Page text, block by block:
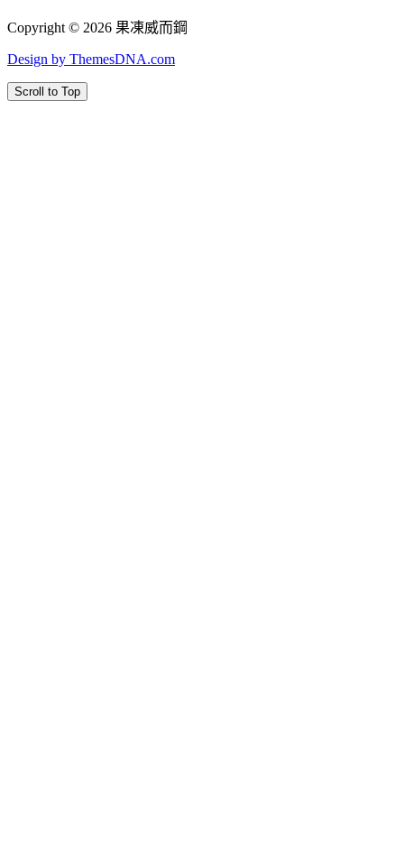
Copyright © 2026 果凍威而鋼
Design by ThemesDNA.com
Scroll to Top